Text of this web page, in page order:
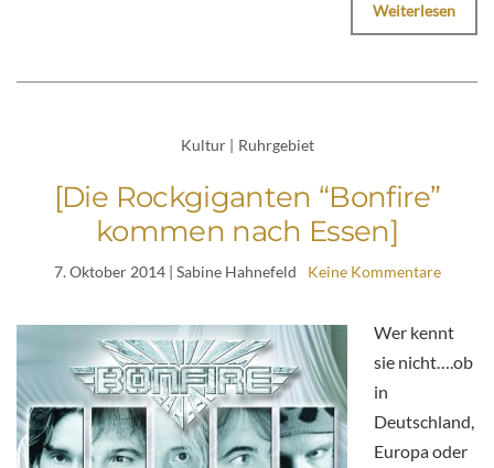
Weiterlesen
Kultur | Ruhrgebiet
[Die Rockgiganten “Bonfire”
kommen nach Essen]
7. Oktober 2014| Sabine Hahnefeld Keine Kommentare
Wer kennt
sie nicht….ob
in
Deutschland,
Europa oder